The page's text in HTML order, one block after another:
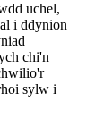
uchel,
i ddynion
chi'n
sylw i